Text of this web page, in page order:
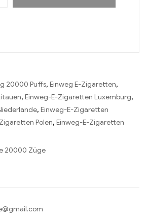
20000 Puffs, Einweg E-Zigaretten,
, Einweg-E-Zigaretten Luxemburg,
, Einweg-E-Zigaretten
Polen, Einweg-E-Zigaretten
20000 Züge